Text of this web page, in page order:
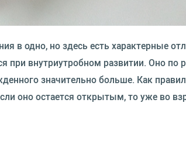
в одно, но здесь есть характерные
при внутриутробном развитии. Оно по
значительно больше. Как
оно остается открытым, то уже во